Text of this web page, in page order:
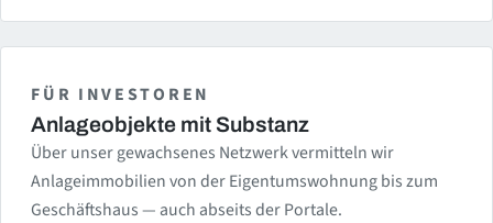
FÜR INVESTOREN
Anlageobjekte mit Substanz
Über unser gewachsenes Netzwerk vermitteln wir
Anlageimmobilien von der Eigentumswohnung bis zum
Geschäftshaus — auch abseits der Portale.